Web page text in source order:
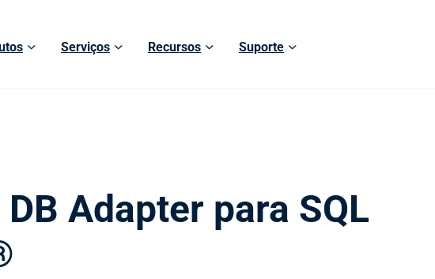
Serviços Recursos Suporte
DB Adapter para SQL